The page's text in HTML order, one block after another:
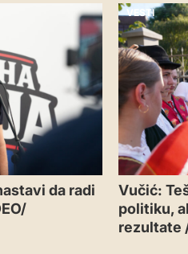
da radi
VESTI
Vučić:
politiku,
rezultate